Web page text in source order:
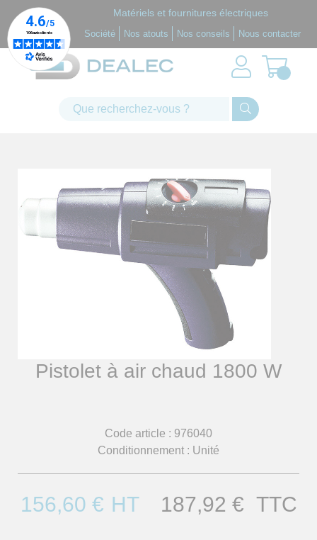
Matériels et fournitures électriques
Société Nos atouts Nos conseils Nous contacter
Pistolet à air chaud 1800 W
Code article : 976040
Conditionnement : Unité
156,60 € HT 187,92 € TTC
Panneau de gestion des cookies